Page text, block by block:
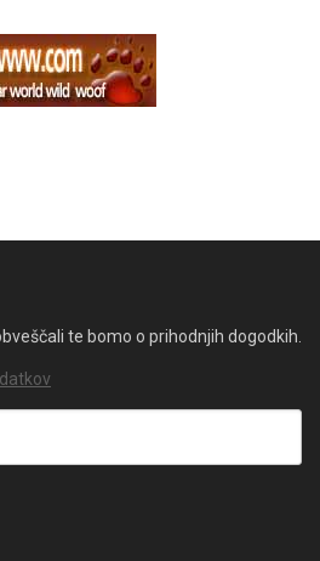
te bomo o prihodnjih dogodkih.